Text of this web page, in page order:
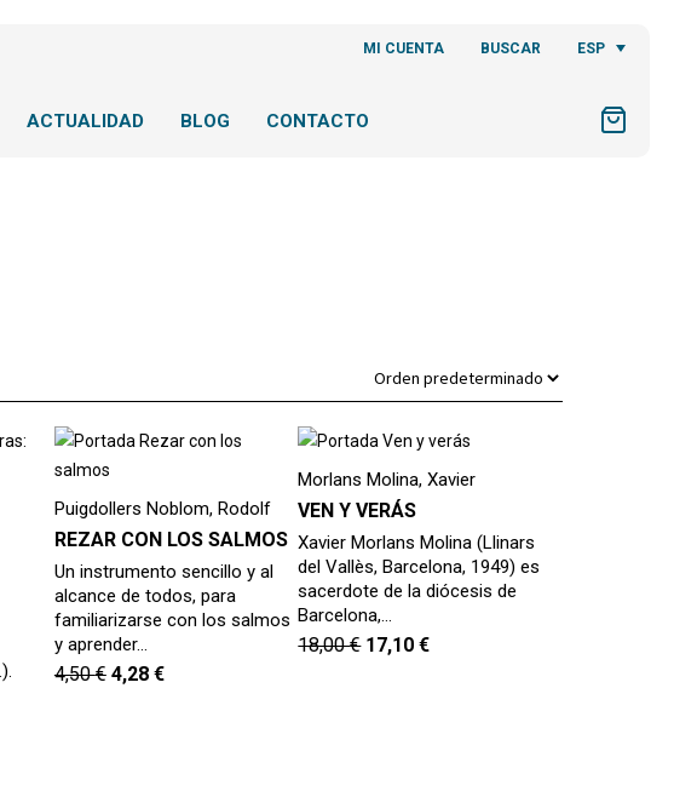
MI CUENTA BUSCAR ESP
ACTUALIDAD BLOG CONTACTO
Puigdollers Noblom, Rodolf
REZAR CON LOS SALMOS
Un instrumento sencillo y al
alcance de todos, para
familiarizarse con los salmos
y aprender…
4,50€ 4,28 €
Morlans Molina, Xavier
VEN Y VERÁS
Xavier Morlans Molina (Llinars
del Vallès, Barcelona, 1949) es
sacerdote de la diócesis de
Barcelona,…
18,00€ 17,10€